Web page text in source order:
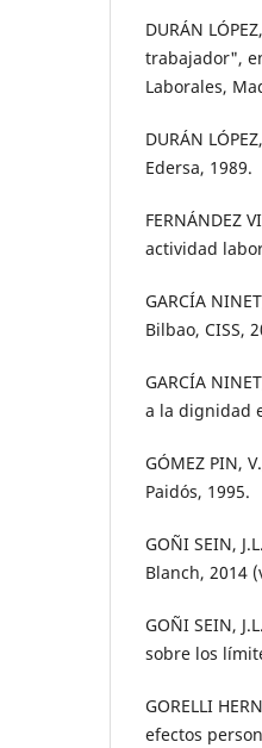
DURÁN
trabajador",
Laborales,
DURÁN
Edersa, 1989.
FERNÁNDEZ
actividad
GARCÍA
Bilbao, CISS,
GARCÍA
a la dignidad
GÓMEZ PIN,
Paidós, 1995.
GOÑI SEIN,
Blanch, 2014
GOÑI SEIN,
sobre los
GORELLI
efectos